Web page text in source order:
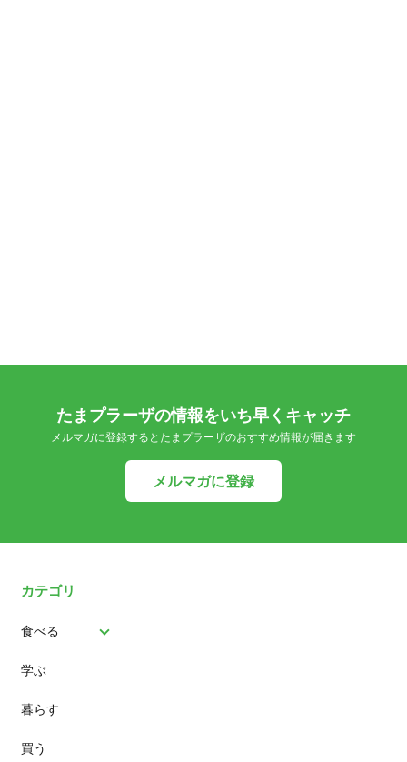
たまプラーザの情報をいち早くキャッチ
メルマガに登録するとたまプラーザのおすすめ情報が届きます
メルマガに登録
カテゴリ
食べる
パン
スイーツ
ランチ
学ぶ
暮らす
買う